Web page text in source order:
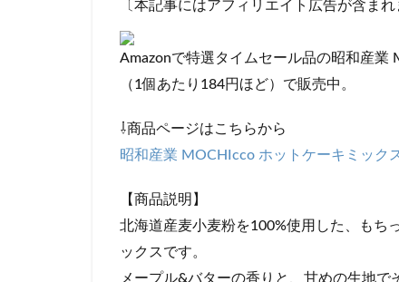
〔本記事にはアフィリエイト広告が含まれ
Amazonで特選タイムセール品の昭和産業
（1個あたり184円ほど）で販売中。
⇩商品ページはこちらから
昭和産業 MOCHIcco ホットケーキミック
【商品説明】
北海道産麦小麦粉を100%使用した、もち
ックスです。
メープル&バターの香りと、甘めの生地で